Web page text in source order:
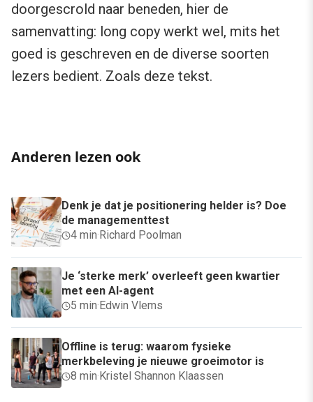
doorgescrold naar beneden, hier de
samenvatting: long copy werkt wel, mits het
goed is geschreven en de diverse soorten
lezers bedient. Zoals deze tekst.
Anderen lezen ook
Denk je dat je positionering helder is? Doe
de managementtest
4 min·Richard Poolman
Je ‘sterke merk’ overleeft geen kwartier
met een AI-agent
5 min·Edwin Vlems
Offline is terug: waarom fysieke
merkbeleving je nieuwe groeimotor is
8 min·Kristel Shannon Klaassen